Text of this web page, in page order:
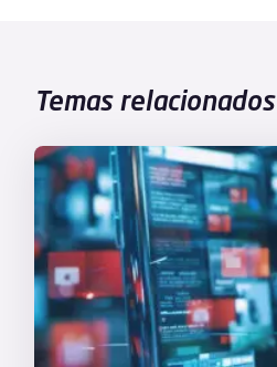
Temas relacionados